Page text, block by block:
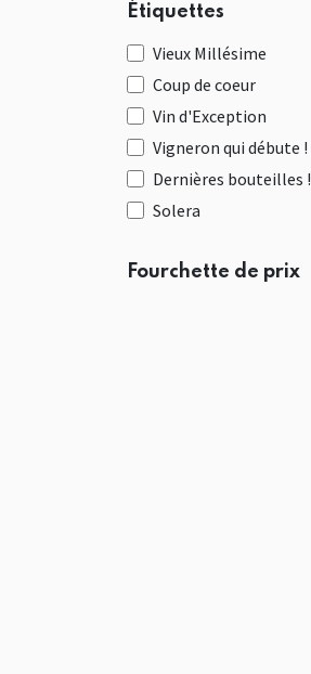
Étiquettes
Vieux Millésime
Coup de coeur
Vin d'Exception
Vigneron qui débute !
Dernières bouteilles !
Solera
Fourchette de prix